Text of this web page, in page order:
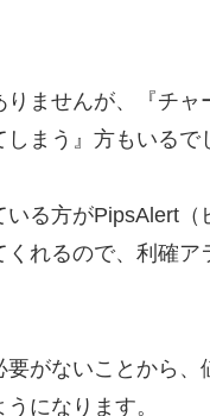
ませんが、『チ
まう』方もいるで
いる方がPipsAlert
れるので、利確
がないことから
になります。